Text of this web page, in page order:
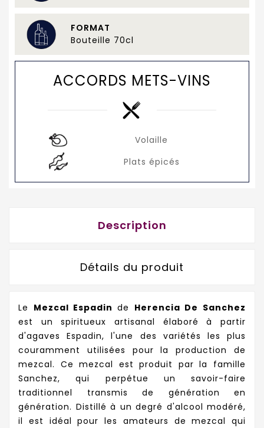
FORMAT
Bouteille 70cl
ACCORDS METS-VINS
Volaille
Plats épicés
Description
Détails du produit
Le Mezcal Espadinde Herencia De Sanchez
est un spiritueux artisanal élaboré à partir
d'agaves Espadin, l'une des variétés les plus
couramment utilisées pour la production de
mezcal. Ce mezcal est produit par la famille
Sanchez, qui perpétue un savoir-faire
traditionnel transmis de génération en
génération. Distillé à un degré d'alcool modéré,
il est idéal pour les amateurs de mezcal qui